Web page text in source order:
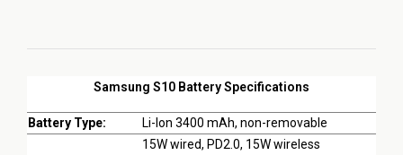
Samsung S10 Battery Specifications
Battery Type: Li-Ion 3400 mAh, non-removable
15W wired, PD2.0, 15W wireless